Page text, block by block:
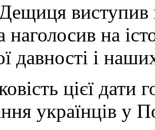
виступив
наголосив на
давності і
цієї дати
українців у